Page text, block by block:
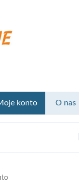
konto O nas